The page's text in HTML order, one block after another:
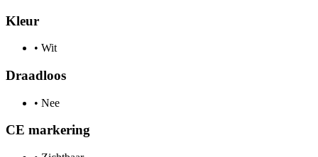
Kleur
• Wit
Draadloos
• Nee
CE markering